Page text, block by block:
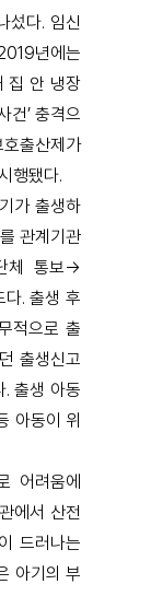
섰다. 임신
년에는
집 안 냉장
건’ 충격으
출산제가
행됐다.
가 출생하
관계기관
체 통보→
다. 출생 후
적으로 출
출생신고
. 출생 아동
아동이 위
어려움에
에서 산전
드러나는
아기의 부